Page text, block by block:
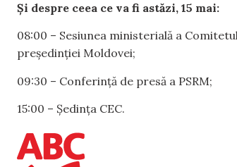
Și despre ceea ce va fi astăzi, 15 mai:
08:00 – Sesiunea ministerială a
președinției Moldovei;
09:30 – Conferință de presă a PSRM;
15:00 – Ședința CEC.